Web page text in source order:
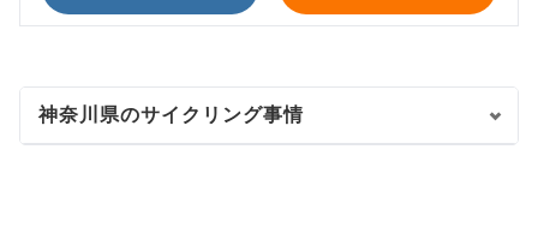
神奈川県のサイクリング事情